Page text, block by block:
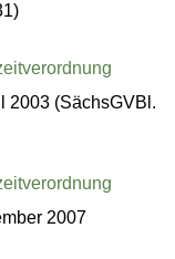
2003 (SächsGVBl.
2007